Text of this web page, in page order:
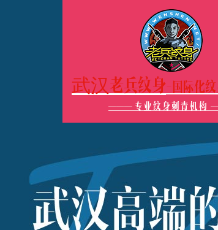
武汉老兵纹身-国际化
——— 专业纹身刺青机构